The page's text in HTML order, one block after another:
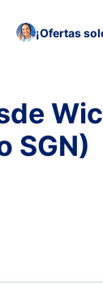
¡Ofertas
SGN)